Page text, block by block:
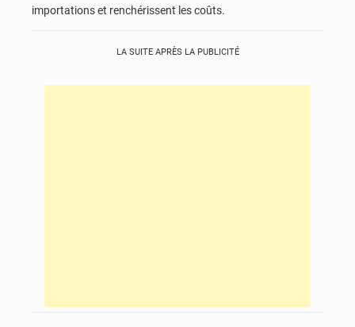
importations et renchérissent les coûts.
LA SUITE APRÈS LA PUBLICITÉ